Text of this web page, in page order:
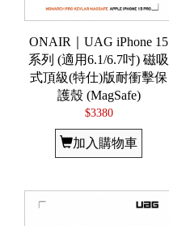
ONAIR｜UAG iPhone 15
系列 (適用6.1/6.7吋) 磁吸
式頂級(特仕)版耐衝擊保
護殼 (MagSafe)
$3380
加入購物車